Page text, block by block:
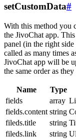
setCustomData#
With this method you
the JivoChat app.
panel (in the right
called as many times
JivoChat app will be
the same order as
Name Type
fields
array
fields.content string
fileds.title
string
fileds.link
string